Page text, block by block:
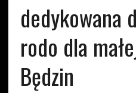
dedykowana
rodo dla
Będzin